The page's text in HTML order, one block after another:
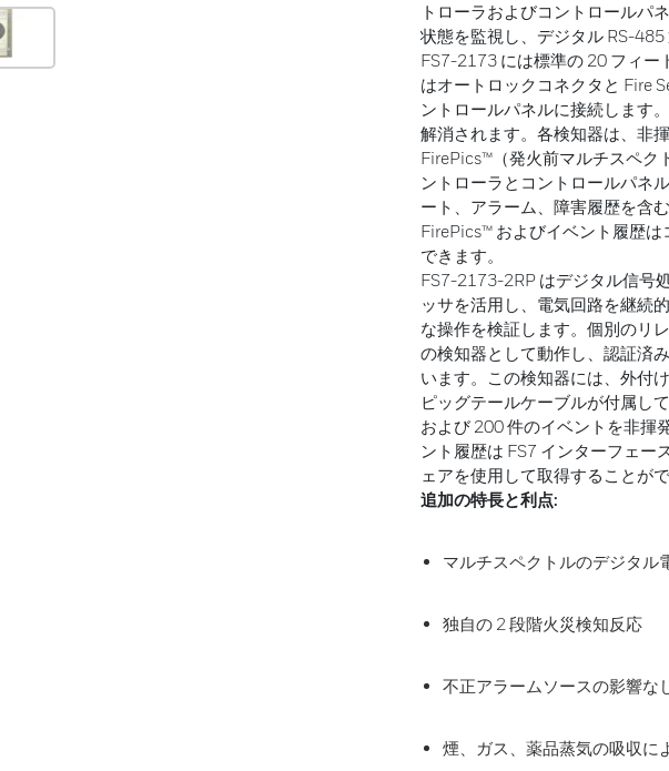
トローラおよびコントロールパ
状態を監視し、デジタル RS-485
FS7-2173 には標準の 20 フィー
はオートロックコネクタと Fire
ントロールパネルに接続します
解消されます。各検知器は、非
FirePics™（発火前マルチスペク
ントローラとコントロールパネ
ート、アラーム、障害履歴を含
FirePics™ およびイベント履歴
できます。
FS7-2173-2RP はデジタル信号
ッサを活用し、電気回路を継続
な操作を検証します。個別のリ
の検知器として動作し、認証済
います。この検知器には、外付
ピッグテールケーブルが付属し
および 200 件のイベントを非揮
ント履歴は FS7 インターフェー
ェアを使用して取得することが
追加の特長と利点:
マルチスペクトルのデジタル
独自の 2 段階火災検知反応
不正アラームソースの影響な
煙、ガス、薬品蒸気の吸収に